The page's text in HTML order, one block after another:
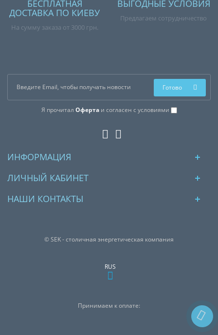
БЕСПЛАТНАЯ
ДОСТАВКА ПО КИЕВУ
На сумму заказа от 3000 грн.
ВЫГОДНЫЕ УСЛОВИЯ
Предлагаем сотрудничество
Я прочитал Офертаи согласен с условиями
Готово
ИНФОРМАЦИЯ
ЛИЧНЫЙ КАБИНЕТ
НАШИ КОНТАКТЫ
© SEK - столичная энергетическая компания
RUS
Принимаем к оплате: